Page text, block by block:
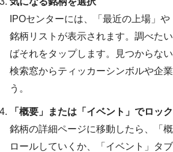
IPOセンターには、「最近の上場」
銘柄リストが表示されます。調べた
ばそれをタップします。見つからな
検索窓からティッカーシンボルや企
う。
「概要」または「イベント」でロッ
銘柄の詳細ページに移動したら、「
ロールしていくか、「イベント」タ